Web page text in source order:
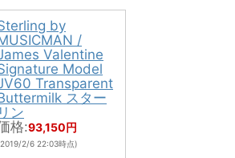
by
/
Valentine
Model
Transparent
スター
リン
格:93,150円
2/6 22:03時点)